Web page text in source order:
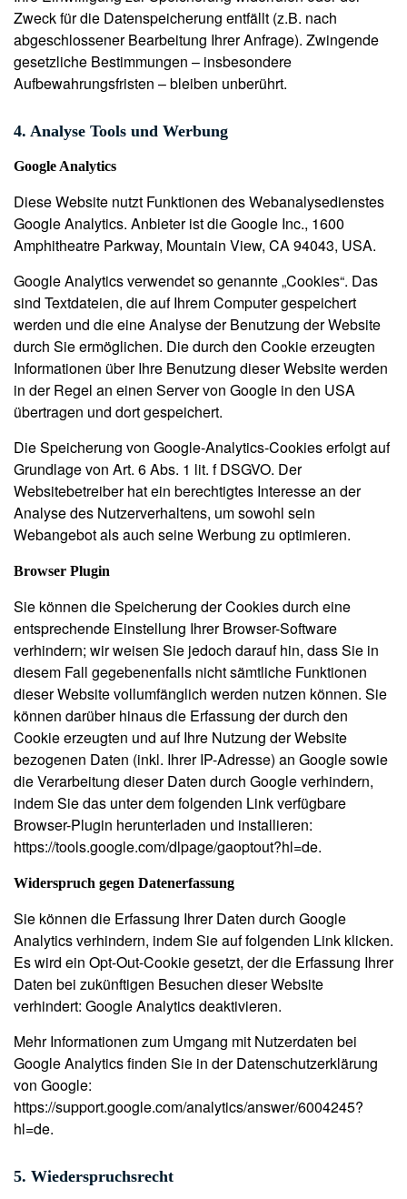
Zweck für die Datenspeicherung entfällt (z.B. nach
abgeschlossener Bearbeitung Ihrer Anfrage). Zwingende
gesetzliche Bestimmungen – insbesondere
Aufbewahrungsfristen – bleiben unberührt.
4. Analyse Tools und Werbung
Google Analytics
Diese Website nutzt Funktionen des Webanalysedienstes
Google Analytics. Anbieter ist die Google Inc., 1600
Amphitheatre Parkway, Mountain View, CA 94043, USA.
Google Analytics verwendet so genannte „Cookies“. Das
sind Textdateien, die auf Ihrem Computer gespeichert
werden und die eine Analyse der Benutzung der Website
durch Sie ermöglichen. Die durch den Cookie erzeugten
Informationen über Ihre Benutzung dieser Website werden
in der Regel an einen Server von Google in den USA
übertragen und dort gespeichert.
Die Speicherung von Google-Analytics-Cookies erfolgt auf
Grundlage von Art. 6 Abs. 1 lit. f DSGVO. Der
Websitebetreiber hat ein berechtigtes Interesse an der
Analyse des Nutzerverhaltens, um sowohl sein
Webangebot als auch seine Werbung zu optimieren.
Browser Plugin
Sie können die Speicherung der Cookies durch eine
entsprechende Einstellung Ihrer Browser-Software
verhindern; wir weisen Sie jedoch darauf hin, dass Sie in
diesem Fall gegebenenfalls nicht sämtliche Funktionen
dieser Website vollumfänglich werden nutzen können. Sie
können darüber hinaus die Erfassung der durch den
Cookie erzeugten und auf Ihre Nutzung der Website
bezogenen Daten (inkl. Ihrer IP-Adresse) an Google sowie
die Verarbeitung dieser Daten durch Google verhindern,
indem Sie das unter dem folgenden Link verfügbare
Browser-Plugin herunterladen und installieren:
https://tools.google.com/dlpage/gaoptout?hl=de.
Widerspruch gegen Datenerfassung
Sie können die Erfassung Ihrer Daten durch Google
Analytics verhindern, indem Sie auf folgenden Link klicken.
Es wird ein Opt-Out-Cookie gesetzt, der die Erfassung Ihrer
Daten bei zukünftigen Besuchen dieser Website
verhindert: Google Analytics deaktivieren.
Mehr Informationen zum Umgang mit Nutzerdaten bei
Google Analytics finden Sie in der Datenschutzerklärung
von Google:
https://support.google.com/analytics/answer/6004245?
hl=de.
5. Wiederspruchsrecht